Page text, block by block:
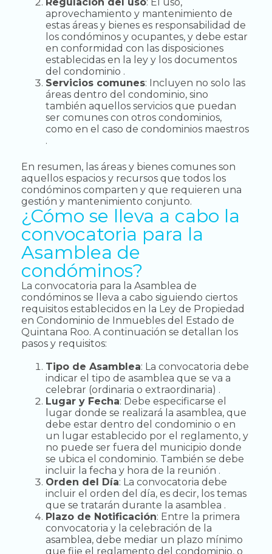
aprovechamiento y mantenimiento de
estas áreas y bienes es responsabilidad de
los condóminos y ocupantes, y debe estar
en conformidad con las disposiciones
establecidas en la ley y los documentos
del condominio .
Servicios comunes: Incluyen no solo las
áreas dentro del condominio, sino
también aquellos servicios que puedan
ser comunes con otros condominios,
como en el caso de condominios maestros
.
En resumen, las áreas y bienes comunes son
aquellos espacios y recursos que todos los
condóminos comparten y que requieren una
gestión y mantenimiento conjunto.
¿Cómo se lleva a cabo la
convocatoria para la
Asamblea de
condóminos?
La convocatoria para la Asamblea de
condóminos se lleva a cabo siguiendo ciertos
requisitos establecidos en la Ley de Propiedad
en Condominio de Inmuebles del Estado de
Quintana Roo. A continuación se detallan los
pasos y requisitos:
Tipo de Asamblea: La convocatoria debe
indicar el tipo de asamblea que se va a
celebrar (ordinaria o extraordinaria) .
Lugar y Fecha: Debe especificarse el
lugar donde se realizará la asamblea, que
debe estar dentro del condominio o en
un lugar establecido por el reglamento, y
no puede ser fuera del municipio donde
se ubica el condominio. También se debe
incluir la fecha y hora de la reunión .
Orden del Día: La convocatoria debe
incluir el orden del día, es decir, los temas
que se tratarán durante la asamblea .
Plazo de Notificación: Entre la primera
convocatoria y la celebración de la
asamblea, debe mediar un plazo mínimo
que fije el reglamento del condominio, o